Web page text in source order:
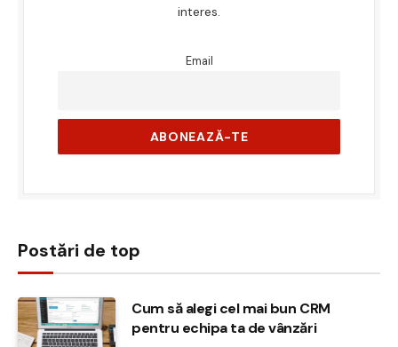
interes.
Email
Postări de top
Cum să alegi cel mai bun CRM
pentru echipa ta de vânzări